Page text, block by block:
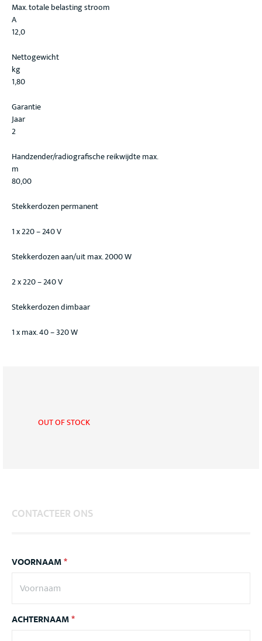
Max. totale belasting stroom
A
12,0
Nettogewicht
kg
1,80
Garantie
Jaar
2
Handzender/radiografische reikwijdte max.
m
80,00
Stekkerdozen permanent
1 x 220 – 240 V
Stekkerdozen aan/uit max. 2000 W
2 x 220 – 240 V
Stekkerdozen dimbaar
1 x max. 40 – 320 W
OUT OF STOCK
CONTACTEER ONS
VOORNAAM*
ACHTERNAAM*